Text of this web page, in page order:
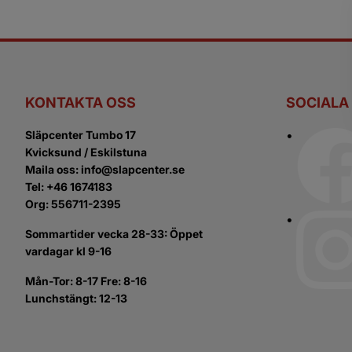
KONTAKTA OSS
Släpcenter Tumbo 17
Kvicksund / Eskilstuna
Maila oss: info@slapcenter.se
Tel: +46 1674183
Org: 556711-2395
Sommartider vecka 28-33: Öppet
vardagar kl 9-16
Mån-Tor: 8-17 Fre: 8-16
Lunchstängt: 12-13
SOCIALA